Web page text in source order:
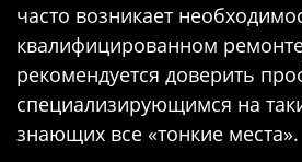
часто возникает
квалифицированном
рекомендуется доверить
специализирующимся на
знающих все «тонкие места».